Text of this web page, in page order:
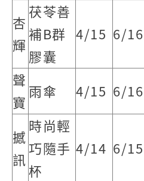
杏
輝
茯苓善
補B群
膠囊
4/15 6/16
聲
寶
雨傘 4/15 6/16
撼
訊
時尚輕
巧隨手
杯
4/14 6/15